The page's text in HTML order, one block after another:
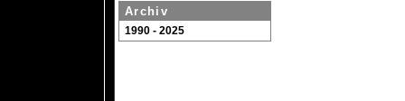
Archiv
1990 - 2025